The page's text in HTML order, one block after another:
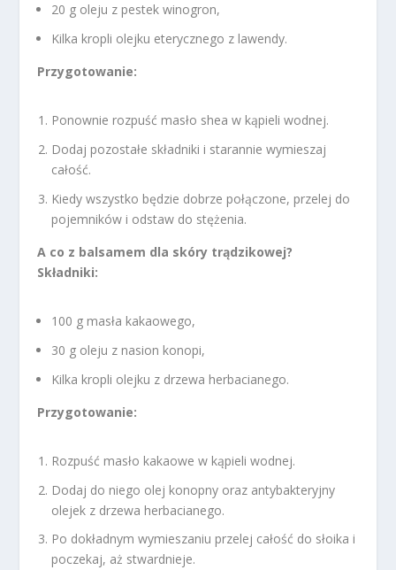
20 g oleju z pestek winogron,
Kilka kropli olejku eterycznego z lawendy.
Przygotowanie:
Ponownie rozpuść masło shea w kąpieli wodnej.
Dodaj pozostałe składniki i starannie wymieszaj
całość.
Kiedy wszystko będzie dobrze połączone, przelej do
pojemników i odstaw do stężenia.
A co z balsamem dla skóry trądzikowej?
Składniki:
100 g masła kakaowego,
30 g oleju z nasion konopi,
Kilka kropli olejku z drzewa herbacianego.
Przygotowanie:
Rozpuść masło kakaowe w kąpieli wodnej.
Dodaj do niego olej konopny oraz antybakteryjny
olejek z drzewa herbacianego.
Po dokładnym wymieszaniu przelej całość do słoika i
poczekaj, aż stwardnieje.